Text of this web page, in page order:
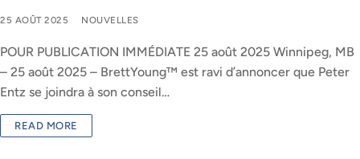
25 AOÛT 2025 NOUVELLES
POUR PUBLICATION IMMÉDIATE 25 août 2025 Winnipeg, MB
– 25 août 2025 – BrettYoung™ est ravi d’annoncer que Peter
Entz se joindra à son conseil…
READ MORE